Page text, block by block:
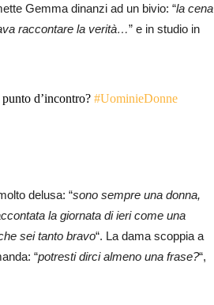
Gemma dinanzi ad un bivio: “la cena
raccontare la verità…” e in studio in
d’incontro? #UominieDonne
delusa: “sono sempre una donna,
la giornata di ieri come una
sei tanto bravo“. La dama scoppia a
“potresti dirci almeno una frase?“,